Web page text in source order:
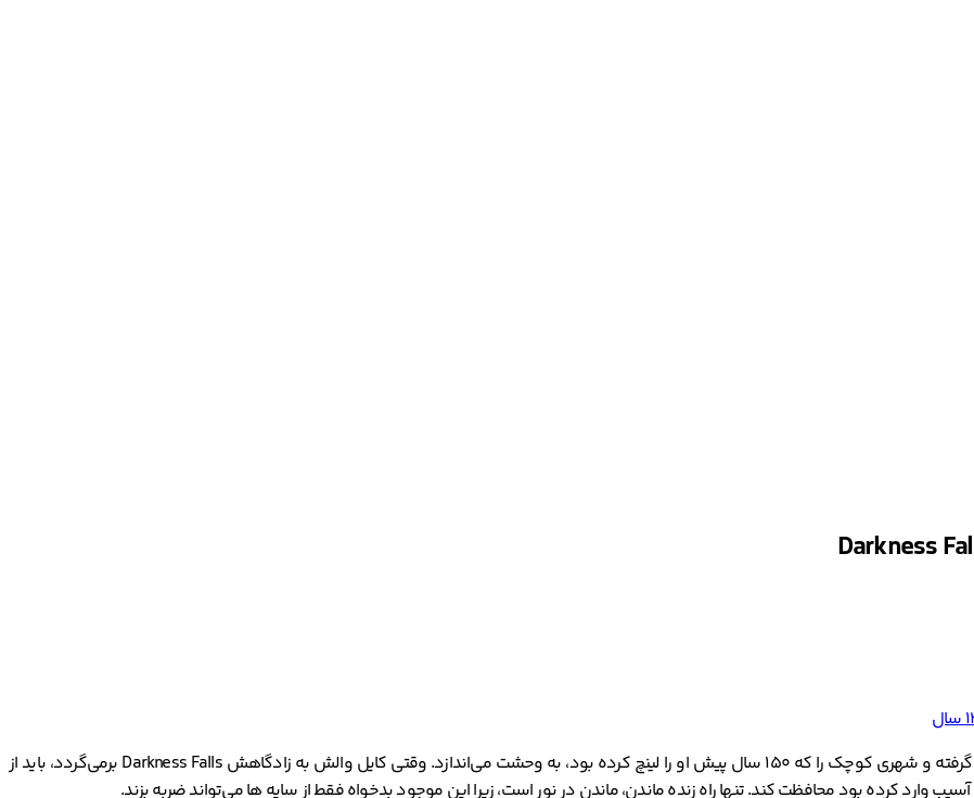
داستان فیلم درباره روح انتقام جوی است که شکل پری دندان را به خود گرفته و شهری کوچک را که 150 سال پیش او را لینچ کرده بود، به وحشت می‌اندازد. وقتی کایل والش به زادگاهش Darkness Falls برمی‌گردد، باید از
کرده بود محافظت کند. تنها راه زنده ماندن، ماندن در نور است، زیرا این موجود بدخواه فقط از سایه ها می‌تواند ضربه بزند.